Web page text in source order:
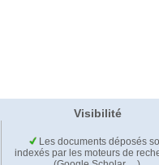
Visibilité
Les documents déposés
indexés par les moteurs de